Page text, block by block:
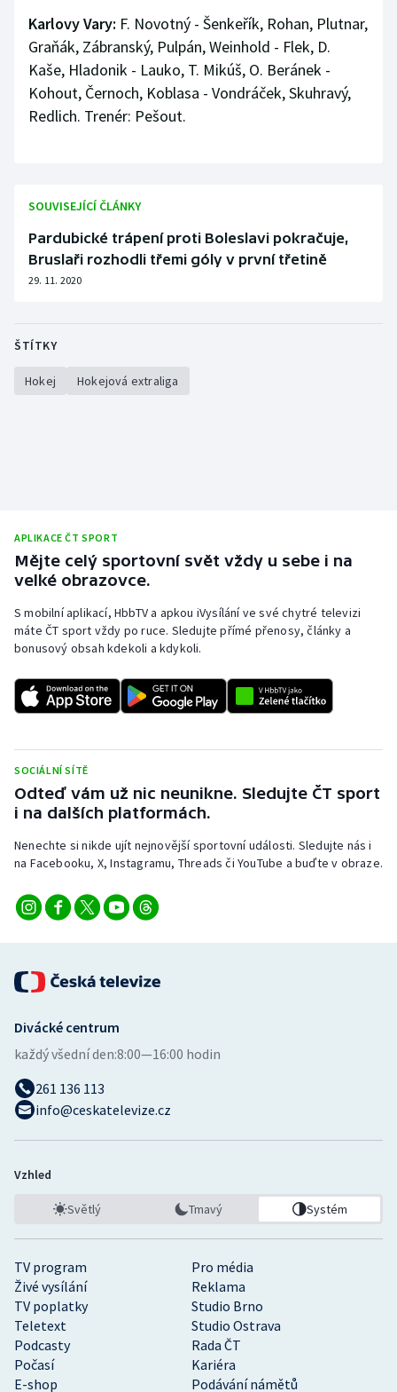
Karlovy Vary: F. Novotný - Šenkeřík, Rohan, Plutnar,
Graňák, Zábranský, Pulpán, Weinhold - Flek, D.
Kaše, Hladonik - Lauko, T. Mikúš, O. Beránek -
Kohout, Černoch, Koblasa - Vondráček, Skuhravý,
Redlich. Trenér: Pešout.
SOUVISEJÍCÍ ČLÁNKY
Pardubické trápení proti Boleslavi pokračuje,
Bruslaři rozhodli třemi góly v první třetině
29. 11. 2020
ŠTÍTKY
Hokej Hokejová extraliga
APLIKACE ČT SPORT
Mějte celý sportovní svět vždy u sebe i na
velké obrazovce.
S mobilní aplikací, HbbTV a apkou iVysílání ve své chytré televizi
máte ČT sport vždy po ruce. Sledujte přímé přenosy, články a
bonusový obsah kdekoli a kdykoli.
SOCIÁLNÍ SÍTĚ
Odteď vám už nic neunikne. Sledujte ČT sport
i na dalších platformách.
Nenechte si nikde ujít nejnovější sportovní události. Sledujte nás i
na Facebooku, X, Instagramu, Threads či YouTube a buďte v obraze.
TV program
Pro média
Živé vysílání
Reklama
TV poplatky
Studio Brno
Teletext
Studio Ostrava
Podcasty
Rada ČT
Počasí
Kariéra
E-shop
Podávání námětů
Divácké centrum
každý všední den:8:00—16:00 hodin
261 136 113
info@ceskatelevize.cz
Vzhled
Světlý Tmavý Systém